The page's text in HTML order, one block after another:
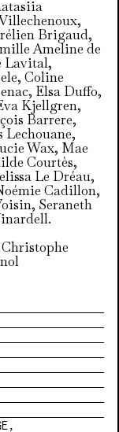
Brigaud,
Ameline de
Lavital,
Coline
Elsa Duffo,
Kjellgren,
Barrere,
Lechouane,
Wax, Mae
Courtès,
Le Dréau,
Cadillon,
Seraneth